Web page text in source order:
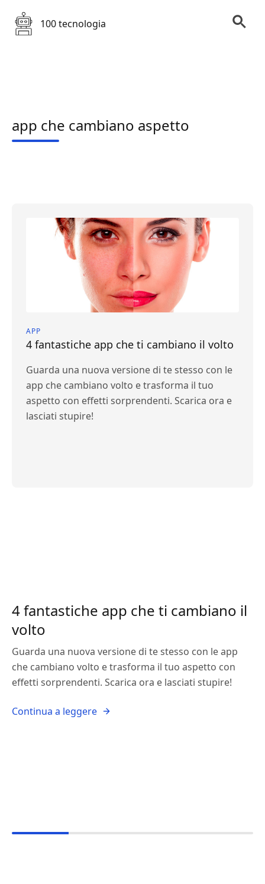
100 tecnologia
app che cambiano aspetto
APP
4 fantastiche app che ti cambiano il volto
Guarda una nuova versione di te stesso con le
app che cambiano volto e trasforma il tuo
aspetto con effetti sorprendenti. Scarica ora e
lasciati stupire!
4 fantastiche app che ti cambiano il
volto
Guarda una nuova versione di te stesso con le app
che cambiano volto e trasforma il tuo aspetto con
effetti sorprendenti. Scarica ora e lasciati stupire!
Continua a leggere